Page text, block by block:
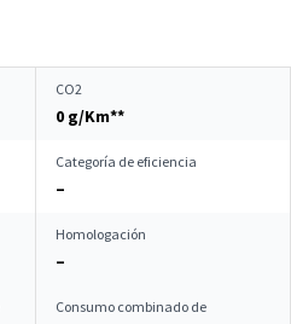
CO2
0 g/Km**
Categoría de eficiencia
–
Homologación
–
Consumo combinado de